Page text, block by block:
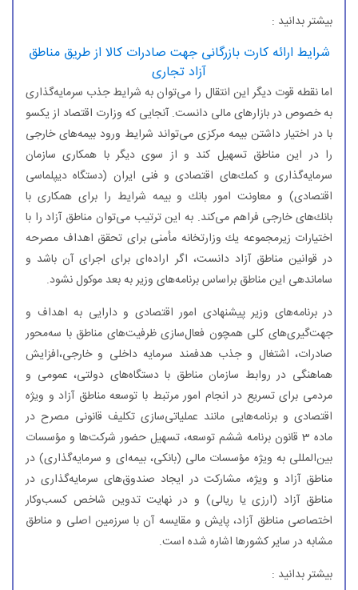
بیشتر بدانید :
شرایط ارائه كارت بازرگانی جهت صادرات كالا از طریق مناطق
آزاد تجاری
اما نقطه قوت دیگر این انتقال را می‌توان به شرایط جذب سرمایه‌گذاری
به خصوص در بازارهای مالی دانست. آنجایی كه وزارت اقتصاد از یكسو
با در اختیار داشتن بیمه مركزی می‌تواند شرایط ورود بیمه‌های خارجی
را در این مناطق تسهیل كند و از سوی دیگر با همكاری سازمان
سرمایه‌گذاری و كمك‌های اقتصادی و فنی ایران (دستگاه دیپلماسی
اقتصادی) و معاونت امور بانك و بیمه شرایط را برای همكاری با
بانك‌های خارجی فراهم می‌كند. به این ترتیب می‌توان مناطق آزاد را با
اختیارات زیر‌مجموعه یك وزارتخانه مأمنی برای تحقق اهداف مصرحه
در قوانین مناطق آزاد دانست، اگر اراده‌ای برای اجرای آن باشد و
ساماندهی این مناطق براساس برنامه‌های وزیر به بعد موكول نشود.
در برنامه‌های وزیر پیشنهادی امور اقتصادی و دارایی به اهداف و
جهت‌گیری‌های كلی همچون فعال‌سازی ظرفیت‌های مناطق با سه‌محور
صادرات، اشتغال و جذب هدفمند سرمایه داخلی و خارجی،افزایش
هماهنگی در روابط سازمان مناطق با دستگاه‌های دولتی، عمومی و
مردمی برای تسریع در انجام امور مرتبط با توسعه مناطق آزاد و ویژه
اقتصادی و برنامه‌هایی مانند عملیاتی‌سازی تكلیف قانونی مصرح در
ماده 3 قانون برنامه ششم توسعه، تسهیل حضور شركت‌ها و مؤسسات
بین‌المللی به ویژه مؤسسات مالی (بانكی، بیمه‌ای و سرمایه‌گذاری) در
مناطق آزاد و ویژه، مشاركت در ایجاد صندوق‌های سرمایه‌گذاری در
مناطق آزاد (ارزی یا ریالی) و در نهایت تدوین شاخص كسب‌وكار
اختصاصی مناطق آزاد، پایش و مقایسه آن با سرزمین اصلی و مناطق
مشابه در سایر كشورها اشاره شده است.
بیشتر بدانید :